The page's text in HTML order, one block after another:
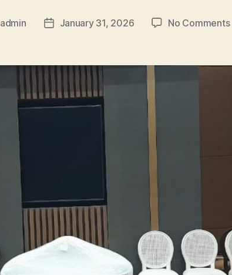
admin
PostJanuary 31, 2026 No Comments